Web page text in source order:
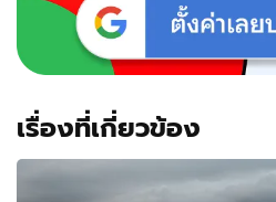
เรื่องที่เกี่ยวข้อง